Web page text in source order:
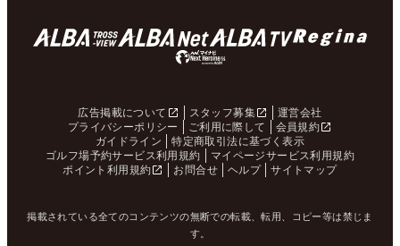
広告掲載について スタッフ募集
運営会社
プライバシーポリシー
ご利用に際して
会員規約
ガイドライン
特定商取引法に基づく表示
ゴルフ場予約サービス利用規約
マイページサービス利用規約
ポイント利用規約
お問合せ ヘルプ サイトマップ
掲載されている全てのコンテンツの無断での転載、転用、コピー等は禁じま
す。